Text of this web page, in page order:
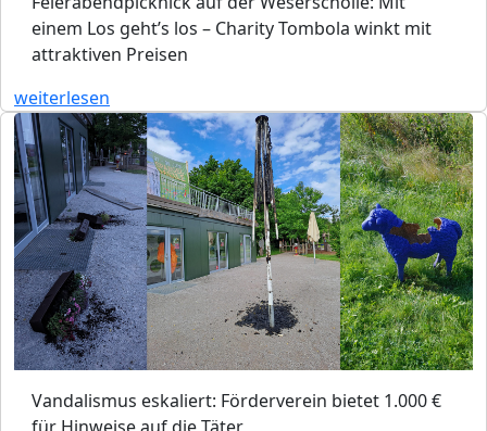
einem Los geht’s los – Charity Tombola winkt mit
attraktiven Preisen
weiterlesen
Vandalismus eskaliert: Förderverein bietet 1.000 €